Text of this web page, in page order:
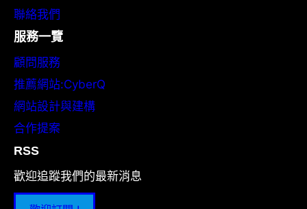
聯絡我們
服務一覽
顧問服務
推薦網站:CyberQ
網站設計與建構
合作提案
RSS
歡迎追蹤我們的最新消息